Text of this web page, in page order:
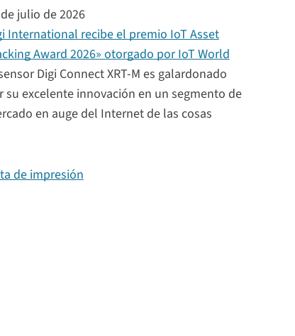
julio de 2026
International recibe el premio IoT Asset
Award 2026» otorgado por IoT World
Digi Connect XRT-M es galardonado
su excelente innovación en un segmento de
en auge del Internet de las cosas
de impresión